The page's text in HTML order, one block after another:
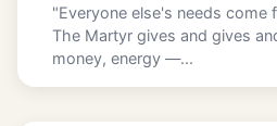
"Everyone else's needs come
The Martyr gives and gives
money, energy —...